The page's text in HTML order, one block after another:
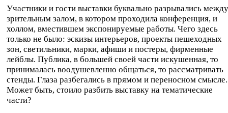
Участники и гости выставки буквально разрывались между
зрительным залом, в котором проходила конференция, и
холлом, вместившем экспонируемые работы. Чего здесь
только не было: эскизы интерьеров, проекты пешеходных
зон, светильники, марки, афиши и постеры, фирменные
лейблы. Публика, в большей своей части искушенная, то
принималась воодушевленно общаться, то рассматривать
стенды. Глаза разбегались в прямом и переносном смысле.
Может быть, стоило разбить выставку на тематические
части?